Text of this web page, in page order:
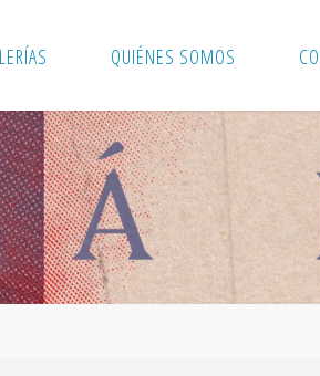
QUIÉNES SOMOS